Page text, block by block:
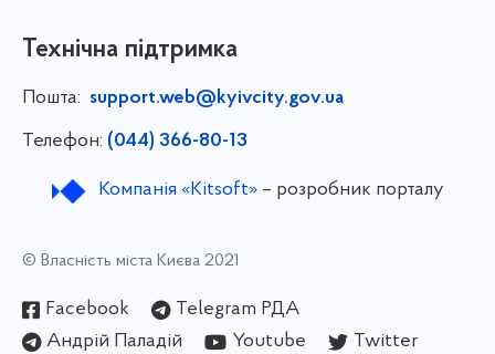
Технічна підтримка
Пошта: support.web@kyivcity.gov.ua
Телефон: (044) 366-80-13
Компанія «Kitsoft»– розробник порталу
© Власність міста Києва 2021
Facebook
Telegram РДА
Андрій Паладій
Youtube Twitter